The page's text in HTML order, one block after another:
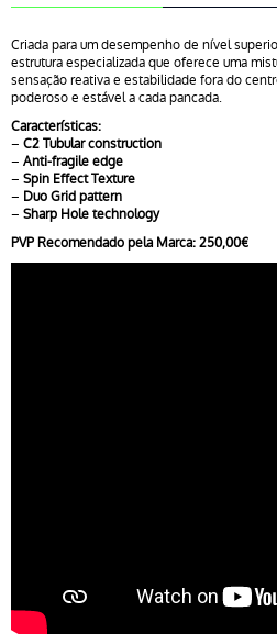
Criada para um desempenho de nível
estrutura especializada que oferece uma
sensação reativa e estabilidade fora do
poderoso e estável a cada pancada.
Características:
– C2 Tubular construction
– Anti-fragile edge
– Spin Effect Texture
– Duo Grid pattern
– Sharp Hole technology
PVP Recomendado pela Marca: 250,00€